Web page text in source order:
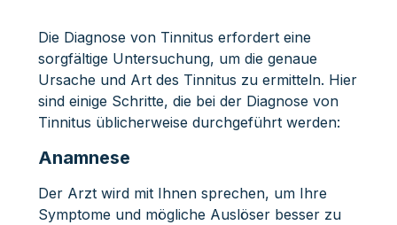
Die Diagnose von Tinnitus erfordert eine
sorgfältige Untersuchung, um die genaue
Ursache und Art des Tinnitus zu ermitteln. Hier
sind einige Schritte, die bei der Diagnose von
Tinnitus üblicherweise durchgeführt werden:
Anamnese
Der Arzt wird mit Ihnen sprechen, um Ihre
Symptome und mögliche Auslöser besser zu